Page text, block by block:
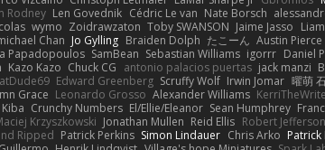
Rodney Len Govednik Cédric Le van Nate Borsch
wymo Zoidrawzaton Toby SWANSON Jaime Jasso
Chan Jo Gylling Braiden Dolph たこーん Austin Pierce
Papadopoulos SamBean Sebastian Williams igorrr Daniel P
Kazo Kazo Chuck CG antonio palacios puertas jack manzi
Edward Greenberg Scruffy Wolf Irwin Jomar 曜萌
Grace Leonardo Grosso Alexander Williams
Kiba Crunchy Numbers El/Ellie/Eleanor Sean Humphrey
Krzyszkowski Jonathan Mullen Reid Ellis Robert Jefferson
Ripped Patrick Perkins Simon Lindauer Chris Arko Patrick